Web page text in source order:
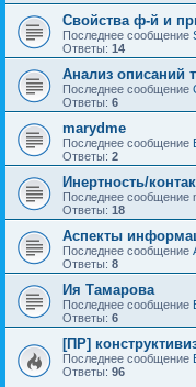
Свойства ф-й и
Последнее сообщение
Ответы: 14
Анализ описаний
Последнее сообщение
Ответы: 6
marydme
Последнее сообщение
Ответы: 2
Инертность/
Последнее сообщение
Ответы: 18
Аспекты
Последнее сообщение
Ответы: 8
Ия Тамарова
Последнее сообщение
Ответы: 6
[ПР]
Последнее сообщение
Ответы: 96